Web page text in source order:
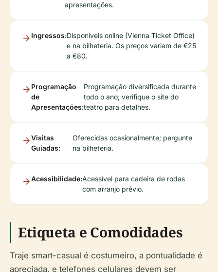
apresentações.
Ingressos:Disponíveis online (Vienna Ticket Office)
e na bilheteria. Os preços variam de €25
a €80.
Programação
de
Apresentações:
Programação diversificada durante
todo o ano; verifique o site do
teatro para detalhes.
Visitas
Guiadas:
Oferecidas ocasionalmente; pergunte
na bilheteria.
Acessibilidade:Acessível para cadeira de rodas
com arranjo prévio.
Etiqueta e Comodidades
Traje smart-casual é costumeiro, a pontualidade é
apreciada, e telefones celulares devem ser